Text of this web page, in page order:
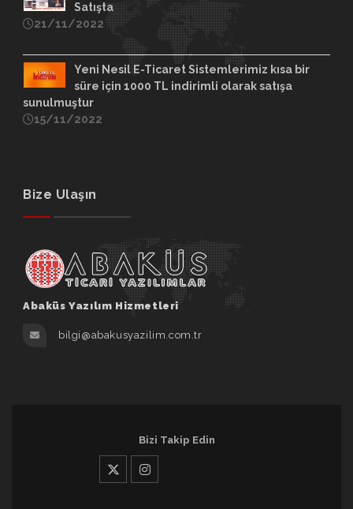
Satışta
21/11/2022
Yeni Nesil E-Ticaret Sistemlerimiz kısa bir
süre için 1000 TL indirimli olarak satışa
sunulmuştur
15/11/2022
Bize Ulaşın
Abaküs Yazılım Hizmetleri
bilgi@abakusyazilim.com.tr
Bizi Takip Edin